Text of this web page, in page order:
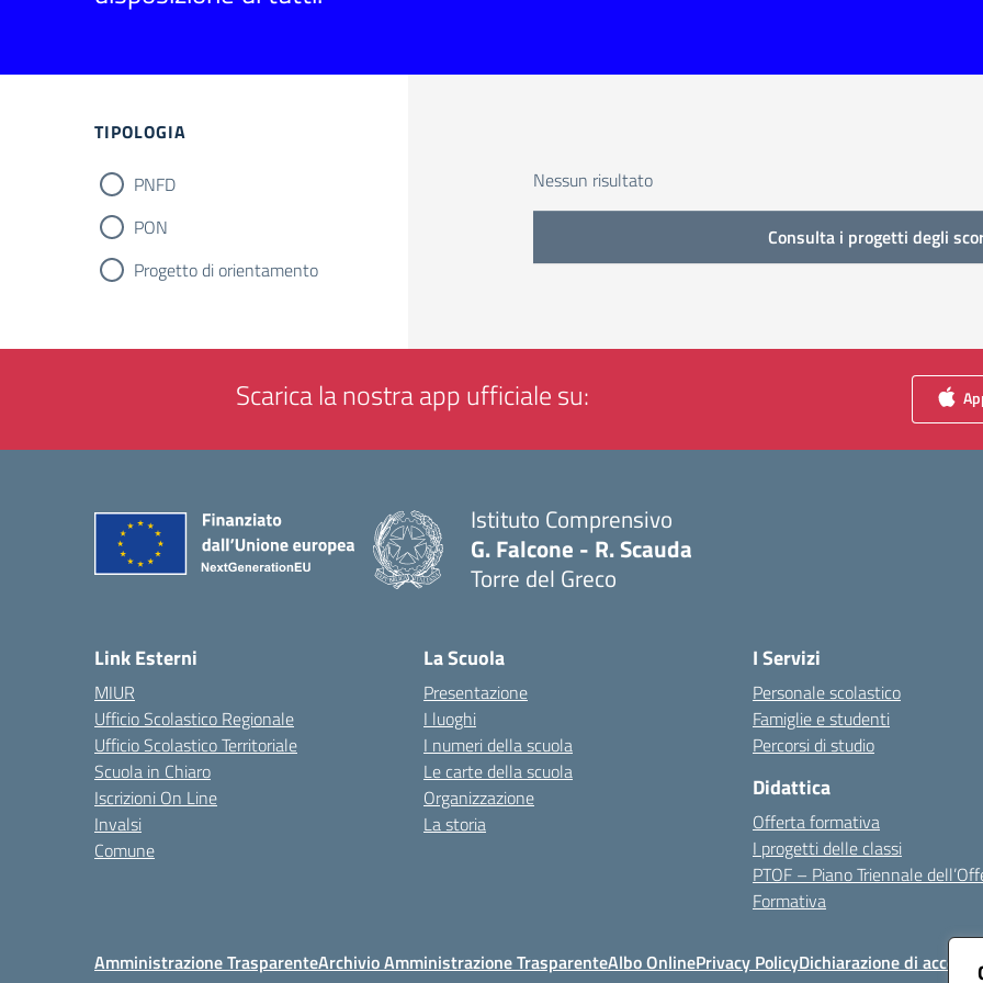
Filtri
TIPOLOGIA
PNFD
PON
Progetto di orientamento
Nessun risultato
Consulta i progetti degli
Scarica la nostra app ufficiale su:
Istituto Comprensivo
G. Falcone - R. Scauda
Torre del Greco
Link Esterni
MIUR
Ufficio Scolastico Regionale
Ufficio Scolastico Territoriale
Scuola in Chiaro
Iscrizioni On Line
Invalsi
Comune
La Scuola
Presentazione
I luoghi
I numeri della scuola
Le carte della scuola
Organizzazione
La storia
I Servizi
Personale scolastico
Famiglie e studenti
Percorsi di studio
Didattica
Offerta formativa
I progetti delle classi
PTOF – Piano Triennale
Formativa
Amministrazione TrasparenteArchivio Amministrazione TrasparenteAlbo OnlinePrivacy PolicyDichiarazione di